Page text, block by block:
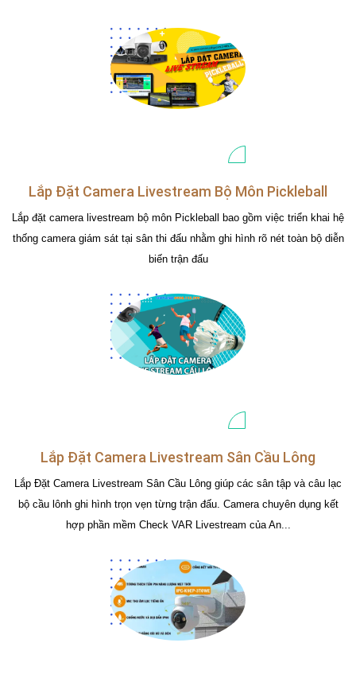
Lắp Đặt Camera Livestream Bộ Môn Pickleball
Lắp đặt camera livestream bộ môn Pickleball bao gồm việc triển khai hệ
thống camera giám sát tại sân thi đấu nhằm ghi hình rõ nét toàn bộ diễn
biến trận đấu
Lắp Đặt Camera Livestream Sân Cầu Lông
Lắp Đặt Camera Livestream Sân Cầu Lông giúp các sân tập và câu lạc
bộ cầu lônh ghi hình trọn vẹn từng trận đấu. Camera chuyên dụng kết
hợp phần mềm Check VAR Livestream của An...